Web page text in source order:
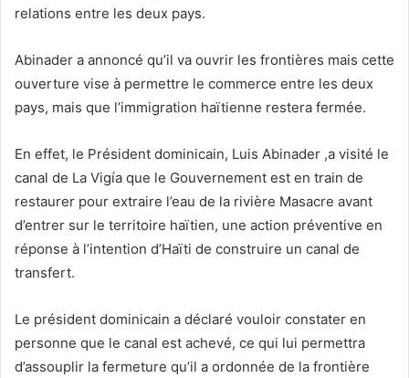
relations entre les deux pays.
Abinader a annoncé qu’il va ouvrir les frontières mais cette
ouverture vise à permettre le commerce entre les deux
pays, mais que l’immigration haïtienne restera fermée.
En effet, le Président dominicain, Luis Abinader ,a visité le
canal de La Vigía que le Gouvernement est en train de
restaurer pour extraire l’eau de la rivière Masacre avant
d’entrer sur le territoire haïtien, une action préventive en
réponse à l’intention d’Haïti de construire un canal de
transfert.
Le président dominicain a déclaré vouloir constater en
personne que le canal est achevé, ce qui lui permettra
d’assouplir la fermeture qu’il a ordonnée de la frontière